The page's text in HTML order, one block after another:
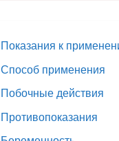
Показания к
Способ применения
Побочные действия
Противопоказания